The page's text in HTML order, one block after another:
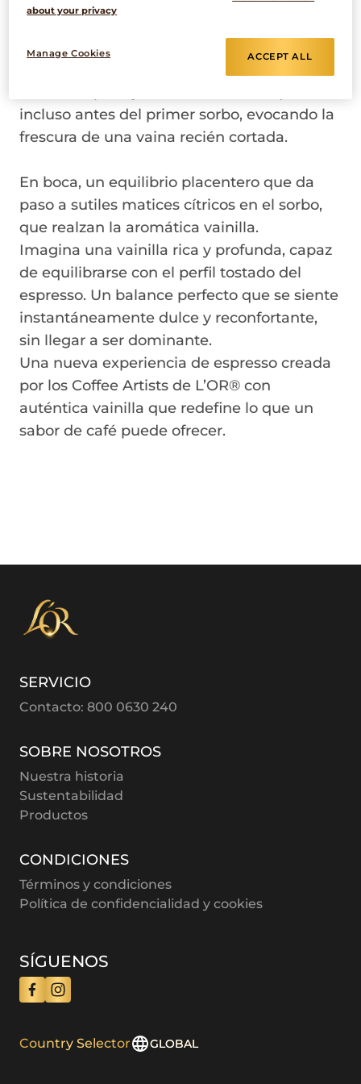
La vainilla se convierte en la protagonista
incluso antes del primer sorbo, evocando la
frescura de una vaina recién cortada.
En boca, un equilibrio placentero que da
paso a sutiles matices cítricos en el sorbo,
que realzan la aromática vainilla.
Imagina una vainilla rica y profunda, capaz
de equilibrarse con el perfil tostado del
espresso. Un balance perfecto que se siente
instantáneamente dulce y reconfortante,
sin llegar a ser dominante.
Una nueva experiencia de espresso creada
por los Coffee Artists de L’OR® con
auténtica vainilla que redefine lo que un
sabor de café puede ofrecer.
SERVICIO
Contacto: 800 0630 240
SOBRE NOSOTROS
Nuestra historia
Sustentabilidad
Productos
CONDICIONES
Términos y condiciones
Política de confidencialidad y cookies
SÍGUENOS
Country Selector GLOBAL
about your privacy
Manage Cookies ACCEPT ALL